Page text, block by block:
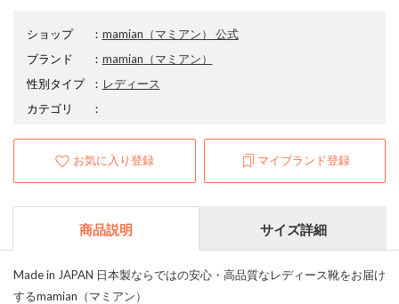
ショップ ： mamian（マミアン） 公式
ブランド
： mamian （マミアン）
性別タイプ
： レディース
カテゴリ
：
お気に入り登録 マイブランド登録
商品説明 サイズ詳細
Made in JAPAN 日本製ならではの安心・高品質なレディース靴をお届け
するmamian（マミアン）